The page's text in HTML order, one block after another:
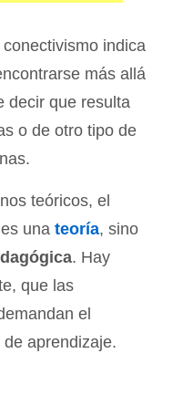
indica
más allá
decir que resulta
o de otro tipo de
teóricos, el
una teoría, sino
. Hay
que las
el
aprendizaje.